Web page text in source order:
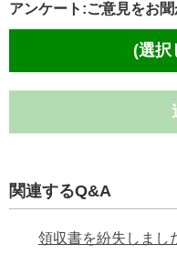
アンケート:ご意見をお
(選択
関連するQ&A
領収書を紛失しまし